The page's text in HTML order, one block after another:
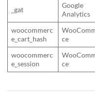
_gat
Google
Analytics
woocommerc
e_cart_hash
ce
woocommerc
e_session
ce